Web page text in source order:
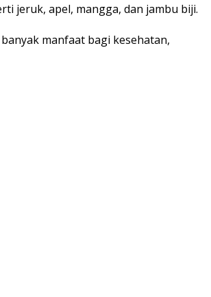
jeruk, apel, mangga, dan jambu biji.
manfaat bagi kesehatan,